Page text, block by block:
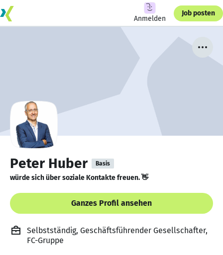
Anmelden
Job posten
Peter Huber Basis
würde sich über soziale Kontakte freuen. 👋
Ganzes Profil ansehen
Selbstständig, Geschäftsführender Gesellschafter,
FC-Gruppe